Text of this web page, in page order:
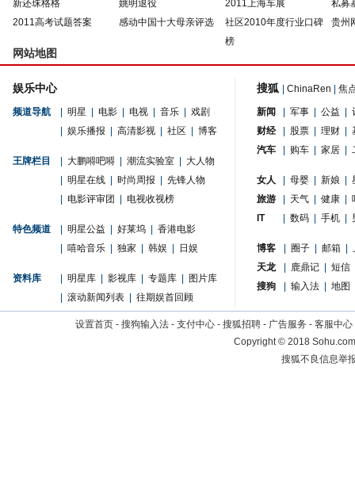
新还珠格格
姚明退役 2011上海车展
私募
2011高考试题答案
感动中国十大母亲评选
社区2010年度行业口碑
榜
贵州
网站地图
娱乐中心
频道导航 明星 电影 电视 音乐
戏剧
娱乐播报 高清影视 社区 博客
王牌栏目 大鹏嘚吧嘚 潮流实验室
大人物
明星在线 时尚周报
先锋人物
电影评审团 电视收视榜
特色频道 明星公益 好莱坞
香港电影
嘻哈音乐 独家 韩娱 日娱
资料库 明星库 影视库 专题库
图片库
滚动新闻列表 往期娱首回顾
搜狐 ChinaRen 焦
新闻 军事 公益
财经
股票 理财
汽车
购车 家居
女人 母婴 新娘
旅游
天气 健康
IT
数码 手机
博客 圈子 邮箱
天龙
鹿鼎记
短信
搜狗
输入法 地图
设置首页 - 搜狗输入法 - 支付中心 - 搜狐招聘 - 广告服务 - 客服中心
Copyright©2018
搜狐不良信息举